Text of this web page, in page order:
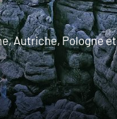
Autriche, Pologne et